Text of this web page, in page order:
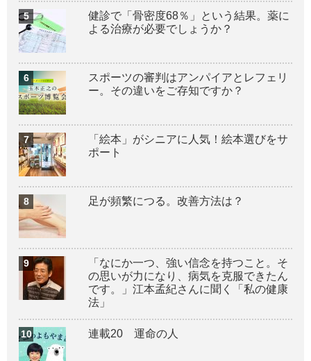
健診で「骨密度68％」という結果。薬に
よる治療が必要でしょうか？
スポーツの審判はアンパイアとレフェリ
ー。その違いをご存知ですか？
「絵本」がシニアに人気！絵本選びをサ
ポート
足が頻繁につる。改善方法は？
「なにか一つ、強い信念を持つこと。そ
の思いが力になり、病気を克服できたん
です。」江本孟紀さんに聞く「私の健康
法」
連載20 運命の人